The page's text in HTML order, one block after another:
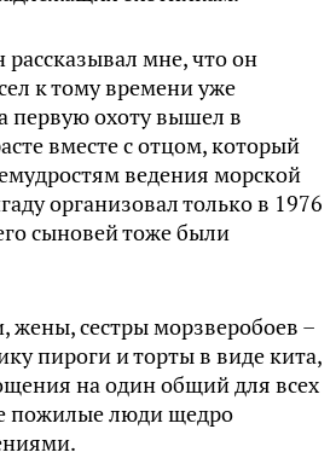
мне, что он
к тому времени уже
первую охоту вышел в
вместе с отцом, который
ведения морской
организовал только в 1976
сыновей тоже были
сестры морзверобоев –
пироги и торты в виде кита,
на один общий для всех
пожилые люди щедро